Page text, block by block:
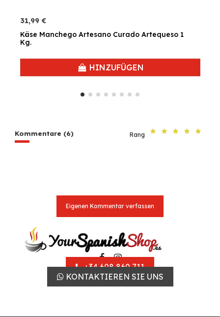
31,99 €
Käse Manchego Artesano Curado Artequeso 1
Kg.
HINZUFÜGEN
Kommentare (6) Rang
Eigenen Kommentar verfassen
+34 608 860 711
KONTAKTIEREN SIE UNS